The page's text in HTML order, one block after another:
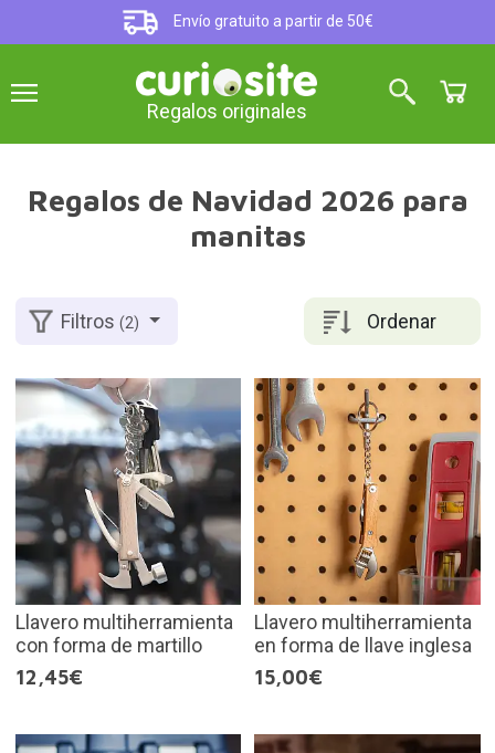
Envío gratuito a partir de 50€
Regalos originales
Regalos de Navidad 2026 para
manitas
Ordenar
Filtros(2)
Llavero multiherramienta
con forma de martillo
12,45€
Llavero multiherramienta
en forma de llave inglesa
15,00€